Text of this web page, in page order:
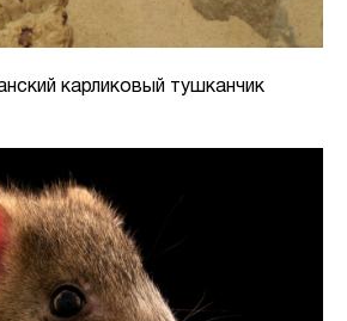
карликовый тушканчик